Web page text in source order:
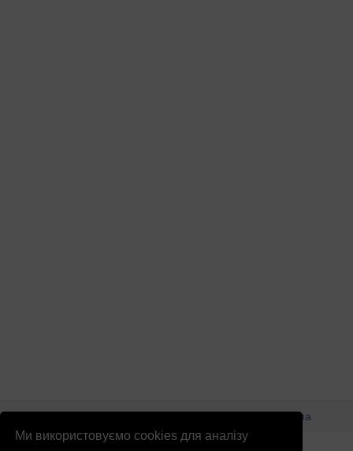
Ми використовуємо cookies для аналізу
© Патріоти України 2026 Правова інформація
Реклама
info@patrioty.org.ua